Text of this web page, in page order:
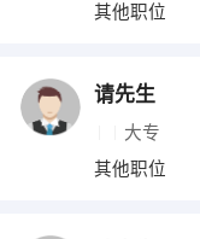
其他职位
请先生
大专
其他职位